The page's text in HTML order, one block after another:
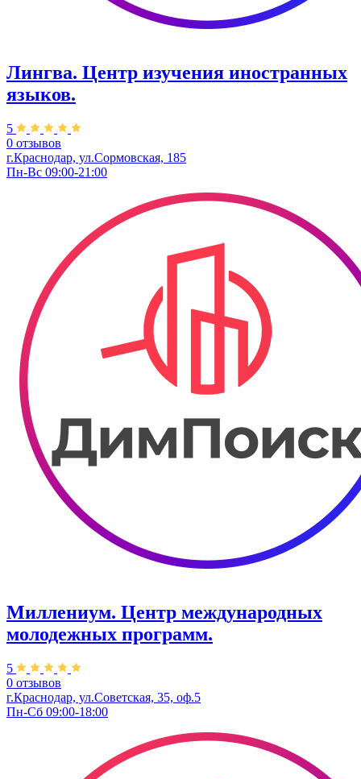
Лингва. Центр изучения иностранных
языков.
5
0 отзывов
г.Краснодар, ул.Сормовская, 185
Пн-Вс 09:00-21:00
Миллениум. Центр международных
молодежных программ.
5
0 отзывов
г.Краснодар, ул.Советская, 35, оф.5
Пн-Сб 09:00-18:00